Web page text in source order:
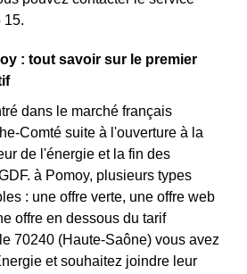
15.
: tout savoir sur le premier
dans le marché français
Comté suite à l'ouverture à la
de l'énergie et la fin des
à Pomoy, plusieurs types
: une offre verte, une offre web
offre en dessous du tarif
70240 (Haute-Saône) vous avez
et souhaitez joindre leur